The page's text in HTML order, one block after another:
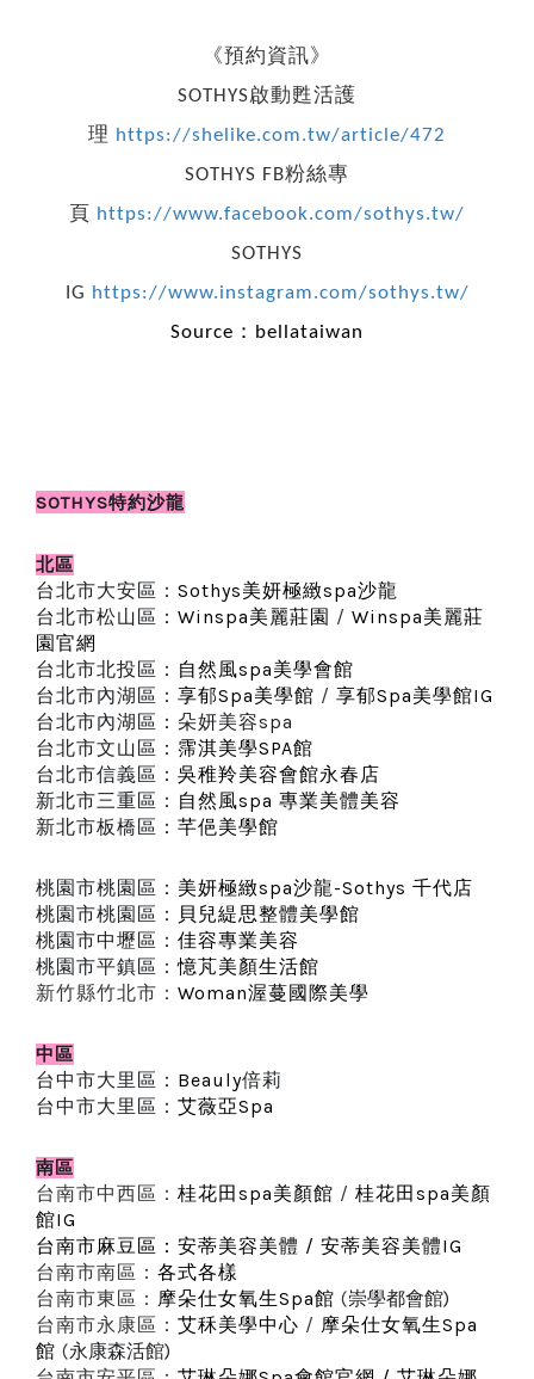
《預約資訊》
SOTHYS啟動甦活護
理 https://shelike.com.tw/article/472
SOTHYS FB粉絲專
頁
https://www.facebook.com/sothys.tw/
SOTHYS
IG https://www.instagram.com/sothys.tw/
Source： bellataiwan
SOTHYS特約沙龍
北區
台北市大安區： Sothys美妍極緻spa沙龍
台北市松山區： Winspa美麗莊園 / Winspa美麗莊
園官網
台北市北投區： 自然風spa美學會館
台北市內湖區： 享郁Spa美學館 / 享郁Spa美學館IG
台北市內湖區：朵妍美容spa
台北市文山區： 霈淇美學SPA館
台北市信義區： 吳稚羚美容會館永春店
新北市三重區： 自然風spa 專業美體美容
新北市板橋區： 芊俋美學館
桃園市桃園區： 美妍極緻spa沙龍-Sothys 千代店
桃園市桃園區： 貝兒緹思整體美學館
桃園市中壢區： 佳容專業美容
桃園市平鎮區：憶芃美顏生活館
新竹縣竹北市： Woman渥蔓國際美學
中區
台中市大里區： Beauly倍莉
台中市大里區： 艾薇亞Spa
南區
台南市中西區： 桂花田 spa美顏館 / 桂花田 spa美顏
館IG
台南市麻豆區： 安蒂美容美體 / 安蒂美容美體IG
台南市南區： 各式各樣
台南市東區 ： 摩朵仕女氧生Spa館 (崇學都會館)
台南市永康區： 艾秝美學中心 / 摩朵仕女氧生Spa
館 (永康森活館)